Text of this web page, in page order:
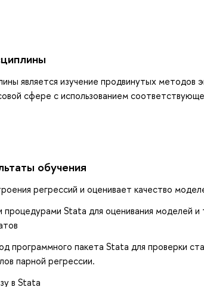
является изучение продвинутых методов
сфере с использованием
обучения
регрессий и оценивает качество
Stata для оценивания моделей и
программного пакета Stata для проверки
парной регрессии.
в Stata